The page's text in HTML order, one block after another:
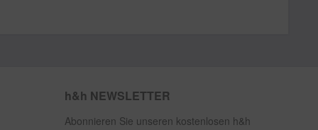
h&h NEWSLETTER
Abonnieren Sie unseren kostenlosen h&h